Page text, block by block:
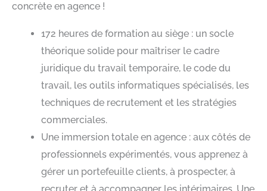
concrète en agence !
172 heures de formation au siège : un socle
théorique solide pour maîtriser le cadre
juridique du travail temporaire, le code du
travail, les outils informatiques spécialisés, les
techniques de recrutement et les stratégies
commerciales.
Une immersion totale en agence : aux côtés de
professionnels expérimentés, vous apprenez à
gérer un portefeuille clients, à prospecter, à